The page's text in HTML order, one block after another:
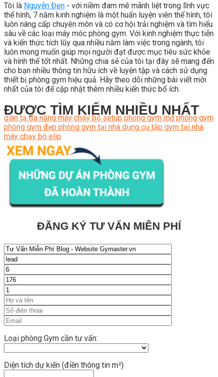
Tôi là Nguyễn Đen - với niềm đam mê mãnh liệt trong lĩnh vực
thể hình, 7 năm kinh nghiệm là một huấn luyện viên thể hình, tôi
luôn nâng cấp chuyên môn và có cơ hội trải nghiệm và tìm hiểu
sâu về các loại máy móc phòng gym. Với kinh nghiệm thực tiễn
và kiến thức tích lũy qua nhiều năm làm việc trong ngành, tôi
luôn mong muốn giúp mọi người đạt được mục tiêu sức khỏe
và hình thể tốt nhất. Những chia sẻ của tôi tại đây sẽ mang đến
cho bạn nhiều thông tin hữu ích về luyện tập và cách sử dụng
thiết bị phòng gym hiệu quả. Hãy theo dõi những bài viết mới
nhất của tôi để cập nhật thêm nhiều kiến thức bổ ích.
ĐƯỢC TÌM KIẾM NHIỀU NHẤT
giàn tạ đa năng máy chạy bộ setup phòng gym mở phòng gym
phòng gym đẹp phòng gym tại nhà dụng cụ tập gym tại nhà
máy chạy bộ elip
ĐĂNG KÝ TƯ VẤN MIỄN PHÍ
Loại phòng Gym cần tư vấn:
Diện tích dự kiến (điền thông tin m²)